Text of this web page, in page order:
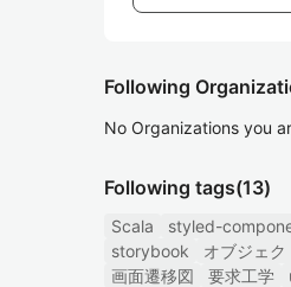
Following
No Organizations you
Following tags(13)
Scala styled-
storybook
オブジェク
画面遷移図
要求工学